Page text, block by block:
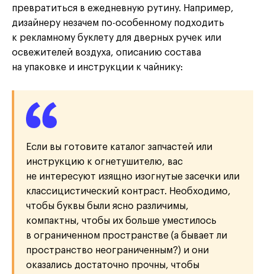
превратиться в ежедневную рутину. Например,
дизайнеру незачем по-особенному подходить
к рекламному буклету для дверных ручек или
освежителей воздуха, описанию состава
на упаковке и инструкции к чайнику:
Если вы готовите каталог запчастей или
инструкцию к огнетушителю, вас
не интересуют изящно изогнутые засечки или
классицистический контраст. Необходимо,
чтобы буквы были ясно различимы,
компактны, чтобы их больше уместилось
в ограниченном пространстве (а бывает ли
пространство неограниченным?) и они
оказались достаточно прочны, чтобы